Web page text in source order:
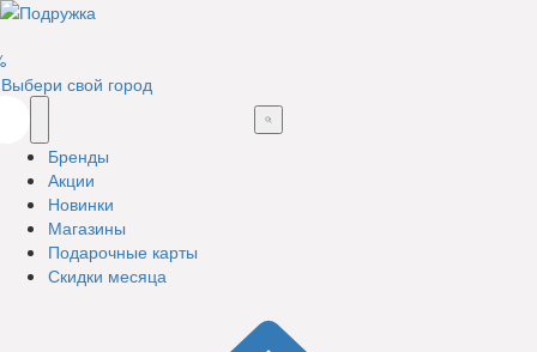
Выбери свой город
Бренды
Акции
Новинки
Магазины
Подарочные карты
Скидки месяца